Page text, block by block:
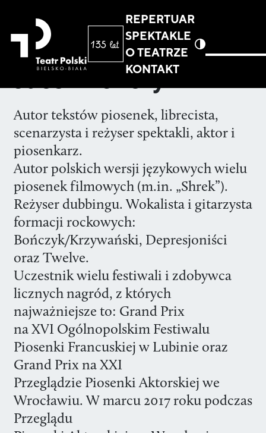
REPERTUAR
SPEKTAKLE
O TEATRZE
KONTAKT
Jacek Bończyk
Autor tekstów piosenek, librecista,
scenarzysta i reżyser spektakli, aktor i
piosenkarz.
Autor polskich wersji językowych wielu
piosenek filmowych (m.in. „Shrek”).
Reżyser dubbingu. Wokalista i gitarzysta
formacji rockowych:
Bończyk/Krzywański, Depresjoniści
oraz Twelve.
Uczestnik wielu festiwali i zdobywca
licznych nagród, z których
najważniejsze to: Grand Prix
na XVI Ogólnopolskim Festiwalu
Piosenki Francuskiej w Lubinie oraz
Grand Prix na XXI
Przeglądzie Piosenki Aktorskiej we
Wrocławiu. W marcu 2017 roku podczas
Przeglądu